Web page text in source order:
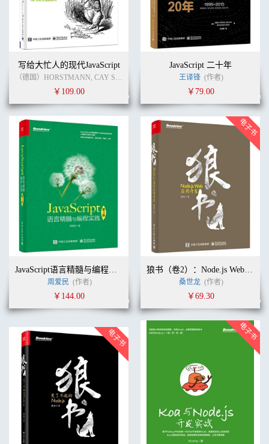
写给大忙人的现代JavaScript
（德国）HORSTMANN, CAY S. (作者) 浙江阿里巴巴聚橙技术发展有限公司
￥109.00
JavaScript 二十年
王译锋 (作者)
￥79.00
JavaScript语言精髓与编程实践（第3版）
周爱民 (作者)
￥144.00
狼书（卷2）：Node.js Web应用开发
桑世龙 (作者)
￥69.30